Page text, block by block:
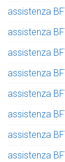
assistenza
assistenza
assistenza
assistenza
assistenza
assistenza
assistenza
assistenza